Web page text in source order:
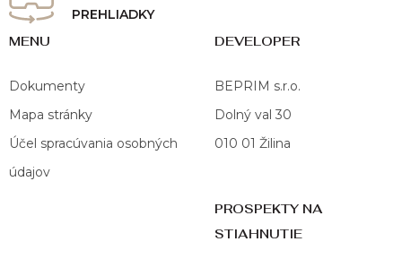
PREHLIADKY
MENU
Dokumenty
Mapa stránky
Účel spracúvania osobných
údajov
DEVELOPER
BEPRIM s.r.o.
Dolný val 30
010 01 Žilina
PROSPEKTY NA
STIAHNUTIE